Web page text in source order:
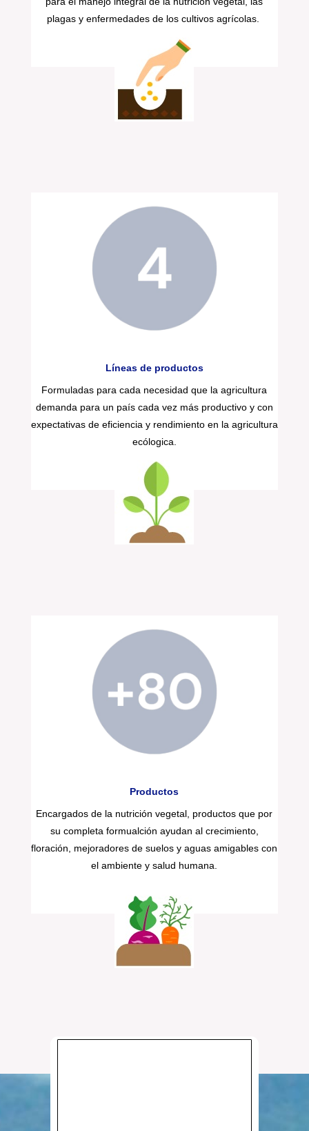
plagas y enfermedades de los cultivos agrícolas.
Líneas de productos
Formuladas para cada necesidad que la agricultura
demanda para un país cada vez más productivo y con
expectativas de eficiencia y rendimiento en la agricultura
ecólogica.
Productos
Encargados de la nutrición vegetal, productos que por
su completa formualción ayudan al crecimiento,
floración, mejoradores de suelos y aguas amigables con
el ambiente y salud humana.